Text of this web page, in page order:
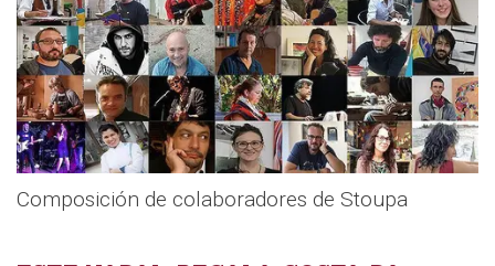
Composición de colaboradores de Stoupa